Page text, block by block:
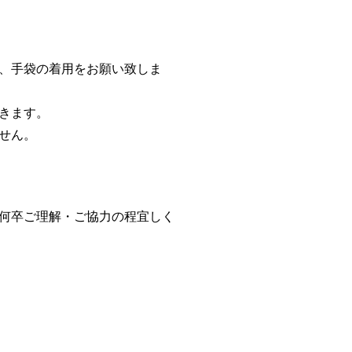
手袋の着用をお願い致しま
ます。
ん。
卒ご理解・ご協力の程宜しく